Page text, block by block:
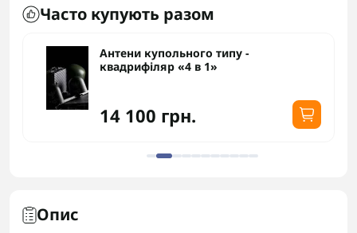
Часто купують разом
Антени купольного типу -
квадрифіляр «4 в 1»
14 100 грн.
Опис